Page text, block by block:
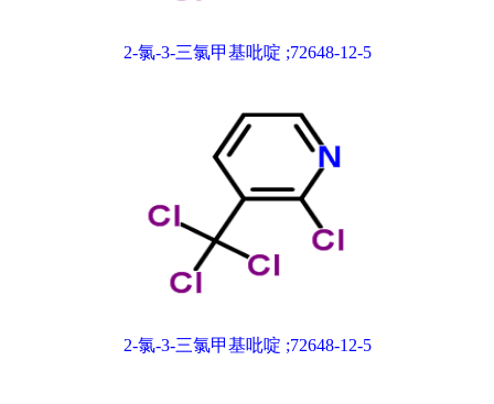
2-氯-3-三氯甲基吡啶 ;72648-12-5
2-氯-3-三氯甲基吡啶 ;72648-12-5